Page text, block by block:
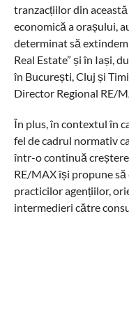
tranzacțiilor din
economică a orașului,
determinat să
Real Estate” și în Iași,
în București, Cluj și
Director Regional RE/
În plus, în contextul în
fel de cadrul normativ
într-o continuă
RE/MAX își propune
practicilor agențiilor,
intermedieri către